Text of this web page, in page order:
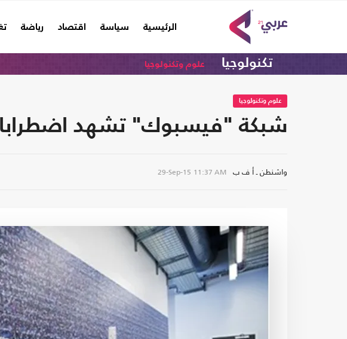
الرئيسية
(current) سياسة اقتصاد رياضة
تكنولوجيا علوم وتكنولوجيا
علوم وتكنولوجيا
شبكة "فيسبوك" تشهد
واشنطن ـ أ ف ب 29-Sep-15 11:37 AM